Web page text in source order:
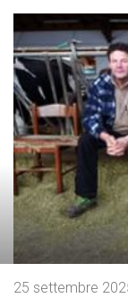
25 settembre